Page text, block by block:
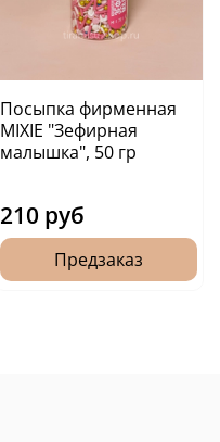
Посыпка фирменная
MIXIE "Зефирная
малышка", 50 гр
210 руб
Предзаказ